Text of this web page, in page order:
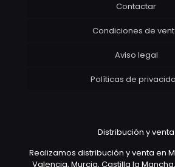
Contactar
Condiciones de
Aviso legal
Políticas de
Distribución y venta
Realizamos distribución y venta en
Valencia, Murcia, Castilla la